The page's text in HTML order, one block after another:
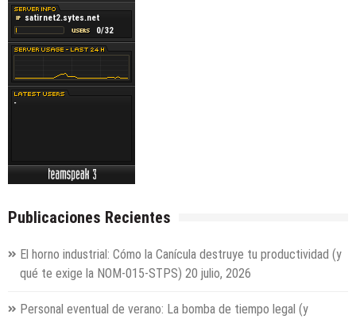
Publicaciones Recientes
El horno industrial: Cómo la Canícula destruye tu productividad (y
qué te exige la NOM-015-STPS) 20 julio, 2026
Personal eventual de verano: La bomba de tiempo legal (y